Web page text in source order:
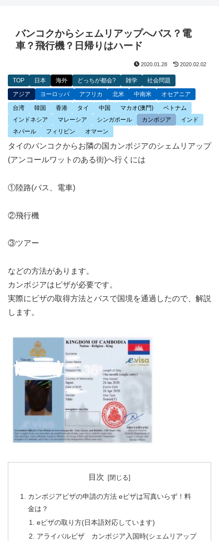
バンコクからシェムリアップへバス？電
車？飛行機？日帰りはハード
2020.01.28 2020.02.02
TOP 日本 海外 どっちが都会? 雑学 社会問題
アジア ヨーロッパ アフリカ 北米 中南米 オセアニア
台湾 韓国 香港 タイ 中国 マカオ(澳門)
ベトナム
インドネシア
マレーシア シンガポール カンボジア
インド
ネパール
フィリピン オマーン
タイのバンコクからお隣の国カンボジアのシェムリアップ
(アンコールワットのある街)へ行くには
①陸路(バス、電車)
②飛行機
③ツアー
などの方法があります。
カンボジアはビザが必要です。
実際にビザの取得方法とバスで国境を通過したので、解説
します。
目次
カンボジアビザの申請の方法 eビザは写真いらず！料
金は？
eビザの取り方(日本語対応しています)
アライバルビザ カンボジア入国時(シェムリアップ